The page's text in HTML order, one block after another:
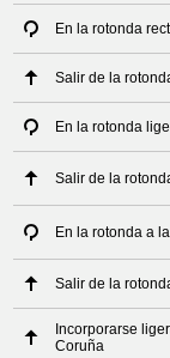
En la rotonda
Salir de la
En la rotonda
Salir de la
En la rotonda a
Salir de la
Incorporarse
Coruña